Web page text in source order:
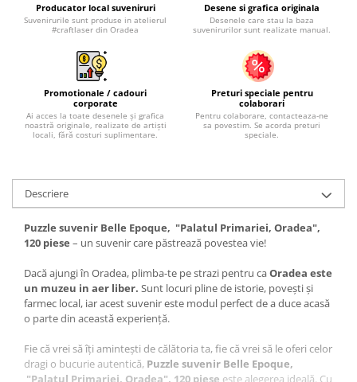
Producator local suveniruri
Suvenirurile sunt produse in atelierul
#craftlaser din Oradea
Desene si grafica originala
Desenele care stau la baza
suvenirurilor sunt realizate manual.
Promotionale / cadouri
corporate
Ai acces la toate desenele și grafica
noastră originale, realizate de artiști
locali, fără costuri suplimentare.
Preturi speciale pentru
colaborari
Pentru colaborare, contacteaza-ne
sa povestim. Se acorda preturi
speciale.
Descriere
Puzzle suvenir Belle Epoque, "Palatul Primariei, Oradea",
120 piese – un suvenir care păstrează povestea vie!
Dacă ajungi în Oradea, plimba-te pe strazi pentru caOradea este
un muzeu in aer liber. Sunt locuri pline de istorie, povești și
farmec local, iar acest suvenir este modul perfect de a duce acasă
o parte din această experiență.
Fie că vrei să îți amintești de călătoria ta, fie că vrei să le oferi celor
dragi o bucurie autentică, Puzzle suvenir Belle Epoque,
"Palatul Primariei, Oradea", 120 piese este alegerea ideală. Cu